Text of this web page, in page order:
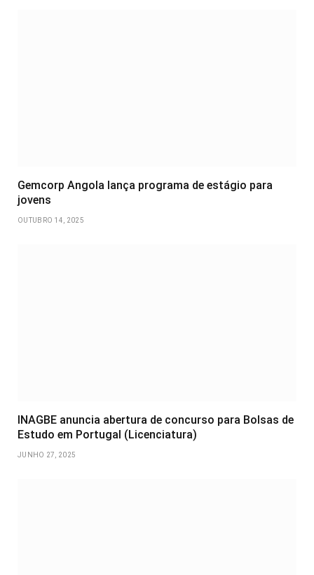
Gemcorp Angola lança programa de estágio para
jovens
OUTUBRO 14, 2025
INAGBE anuncia abertura de concurso para Bolsas de
Estudo em Portugal (Licenciatura)
JUNHO 27, 2025